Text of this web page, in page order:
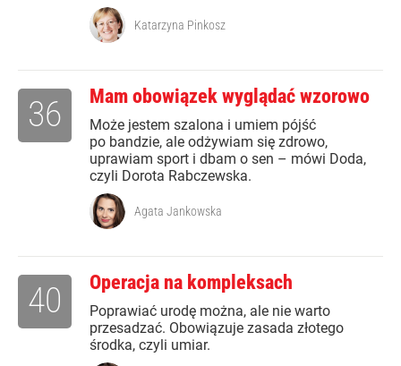
Katarzyna Pinkosz
Mam obowiązek wyglądać wzorowo
Może jestem szalona i umiem pójść
po bandzie, ale odżywiam się zdrowo,
uprawiam sport i dbam o sen – mówi Doda,
czyli Dorota Rabczewska.
36
Agata Jankowska
Operacja na kompleksach
Poprawiać urodę można, ale nie warto
przesadzać. Obowiązuje zasada złotego
środka, czyli umiar.
40